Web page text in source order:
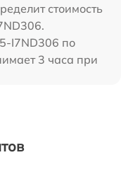
стоимость
I7ND306 по
3 часа при